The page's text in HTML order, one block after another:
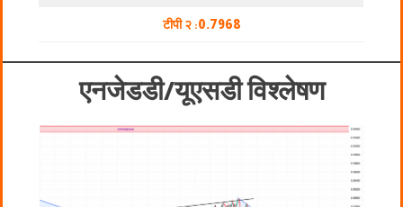
टीपी २ :0.7968
एनजेडडी/यूएसडी विश्लेषण